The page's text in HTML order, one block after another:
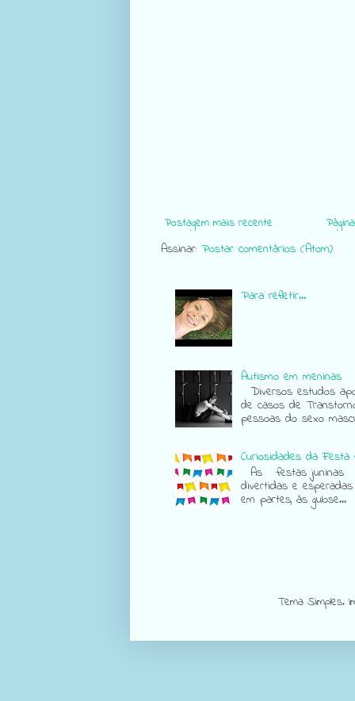
Postagem mais recente
Assinar:Postar comentários (Atom)
Para refletir...
Autismo em meninas
Diversos estudos
de casos de
pessoas do sexo
Curiosidades da Festa
As festas juninas
divertidas e
em partes, às gulose...
Tema Simples.